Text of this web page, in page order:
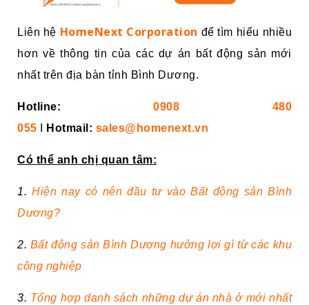
Liên hệ HomeNext Corporation để tìm hiểu nhiều
hơn về thông tin của các dự án bất động sản mới
nhất trên địa bàn tỉnh Bình Dương.
Hotline:
0908 480
055
Hotmail: sales@homenext.vn
Có thể anh chị quan tâm:
1. Hiện nay có nên đầu tư vào Bất động sản Bình
Dương?
2. Bất động sản Bình Dương hưởng lợi gì từ các khu
công nghiệp
3. Tổng hợp danh sách những dự án nhà ở mới nhất